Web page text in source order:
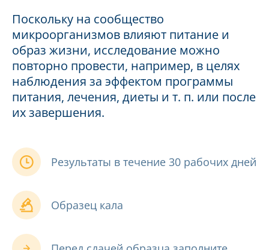
Поскольку на сообщество
микроорганизмов влияют питание и
образ жизни, исследование можно
повторно провести, например, в целях
наблюдения за эффектом программы
питания, лечения, диеты и т. п. или после
их завершения.
Результаты в течение 30 рабочих дней
Образец кала